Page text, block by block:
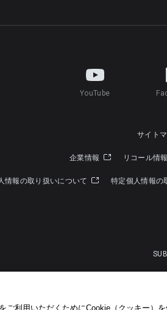
YouTube
サイト
企業情報 リコール情報
情報の取り扱いについて 特定個人情報の
ご利用いただくためにCookie（クッキー）